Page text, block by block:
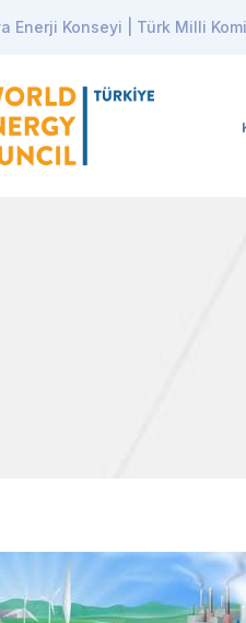
Enerji Konseyi | Türk Milli